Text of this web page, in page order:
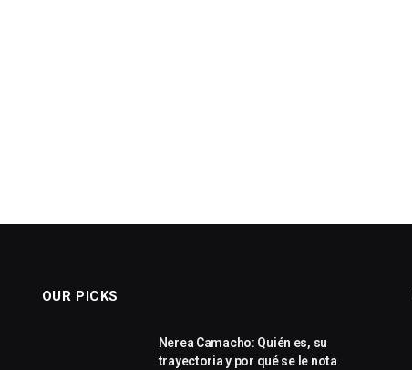
OUR PICKS
Nerea Camacho: Quién es, su
trayectoria y por qué se le nota